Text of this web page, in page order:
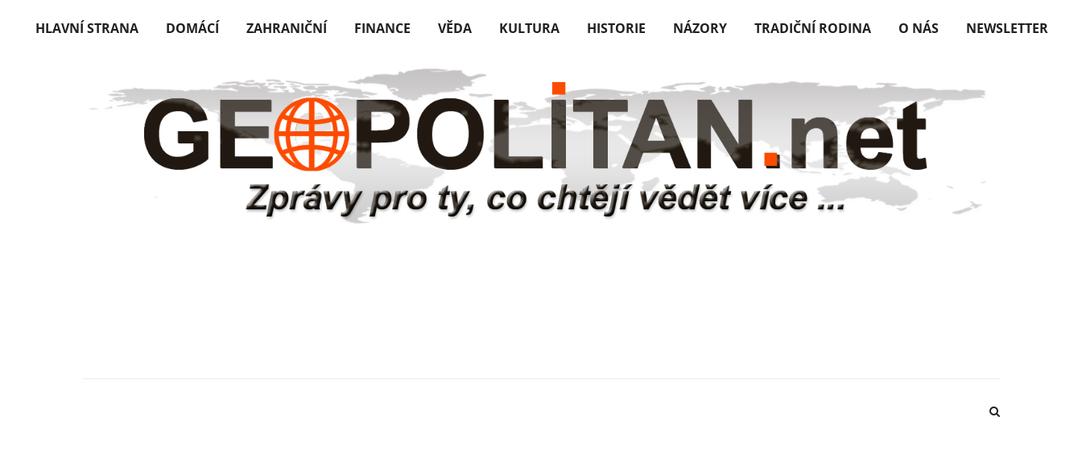
HLAVNÍ STRANA DOMÁCÍ ZAHRANIČNÍ FINANCE VĚDA KULTURA HISTORIE NÁZORY TRADIČNÍ RODINA O NÁS NEWSLETTER